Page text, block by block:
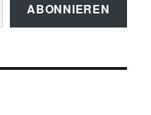
ABONNIEREN